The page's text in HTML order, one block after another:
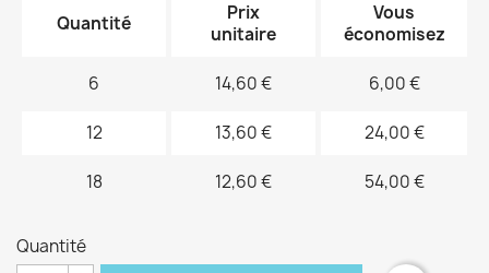
Quantité
Prix
unitaire
Vous
économisez
6 14,60 € 6,00 €
12 13,60 € 24,00 €
18 12,60 € 54,00 €
Quantité